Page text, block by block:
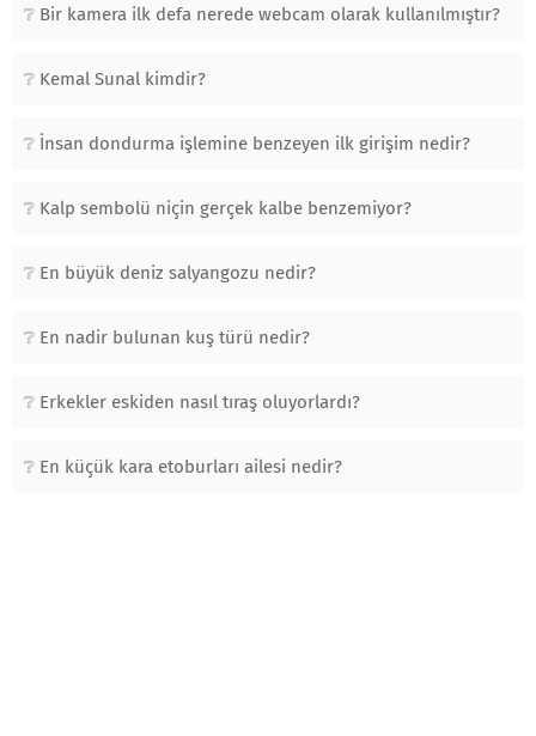
Bir kamera ilk defa nerede webcam olarak kullanılmıştır?
Kemal Sunal kimdir?
İnsan dondurma işlemine benzeyen ilk girişim nedir?
Kalp sembolü niçin gerçek kalbe benzemiyor?
En büyük deniz salyangozu nedir?
En nadir bulunan kuş türü nedir?
Erkekler eskiden nasıl tıraş oluyorlardı?
En küçük kara etoburları ailesi nedir?